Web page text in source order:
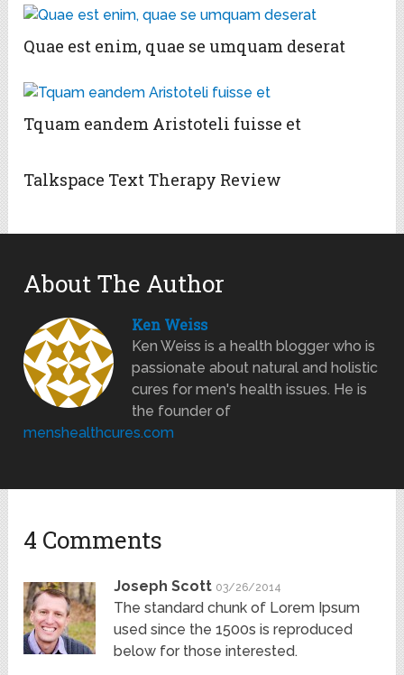
Quae est enim, quae se umquam deserat
Tquam eandem Aristoteli fuisse et
Talkspace Text Therapy Review
About The Author
Ken Weiss
Ken Weiss is a health blogger who is
passionate about natural and holistic
cures for men's health issues. He is
the founder of
menshealthcures.com
4 Comments
Joseph Scott 03/26/2014
The standard chunk of Lorem Ipsum
used since the 1500s is reproduced
below for those interested.